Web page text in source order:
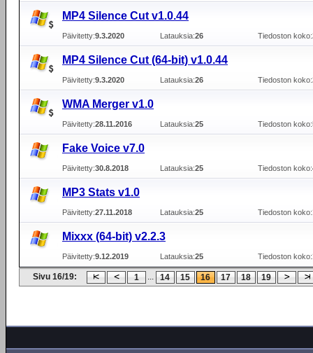
MP4 Silence Cut v1.0.44
Päivitetty:9.3.2020 Latauksia:26 Tiedoston koko:
MP4 Silence Cut (64-bit) v1.0.44
Päivitetty:9.3.2020 Latauksia:26 Tiedoston koko:
WMA Merger v1.0
Päivitetty:28.11.2016 Latauksia:25 Tiedoston koko:
Fake Voice v7.0
Päivitetty:30.8.2018 Latauksia:25 Tiedoston koko:
MP3 Stats v1.0
Päivitetty:27.11.2018 Latauksia:25 Tiedoston koko:
Mixxx (64-bit) v2.2.3
Päivitetty:9.12.2019 Latauksia:25 Tiedoston koko:
Sivu 16/19: 1 ... 14 15 16 17 18 19